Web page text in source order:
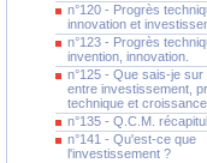
n°120 - Progrès
innovation et
n°123 - Progrès
invention, innovation.
n°125 - Que sais-je sur
entre investissement,
technique et
n°135 - Q.C.M.
n°141 - Qu'est-ce que
l'investissement ?